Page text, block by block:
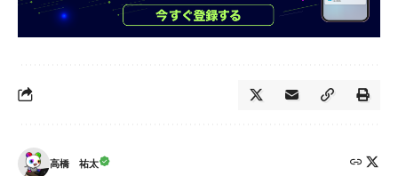
高橋 祐太